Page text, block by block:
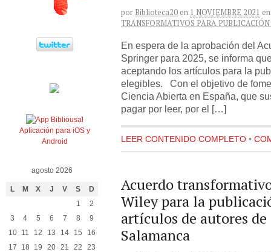
por Biblioteca20 en 1 NOVIEMBRE 2021 en
TRANSFORMATIVOS PARA
En espera de la aprobación del
Springer para 2025, se informa
aceptando los artículos para la
elegibles. Con el objetivo de
Ciencia Abierta en España, que
pagar por leer, por el […]
LEER CONTENIDO COMPLETO •
Acuerdo
Wiley para la
artículos de autores
Salamanca
Aplicación para iOS y
Android
agosto 2026
L M X J V S D
1
2
3
4 5 6 7 8
9
10
11 12 13 14 15
16
17
18 19 20 21 22
23